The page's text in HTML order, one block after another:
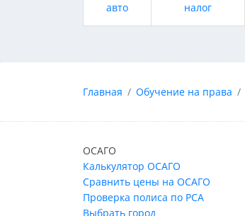
авто
налог
Главная Обучение на права
ОСАГО
Калькулятор ОСАГО
Сравнить цены на ОСАГО
Проверка полиса по РСА
Выбрать город